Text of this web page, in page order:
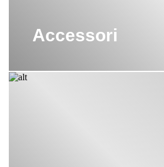
Accessori